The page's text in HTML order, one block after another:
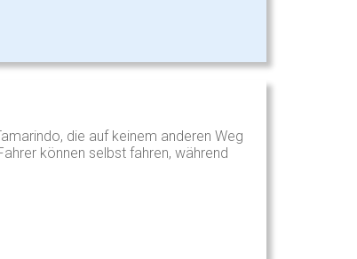
die auf keinem anderen Weg
können selbst fahren, während